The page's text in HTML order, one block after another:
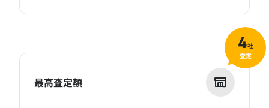
最高査定額
4社
査定